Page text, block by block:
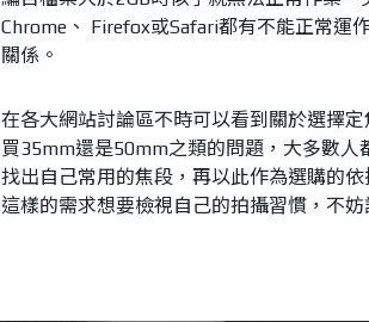
Chrome、 Firefox或Safari都有不能正常運
關係。
在各大網站討論區不時可以看到關於選擇
買35mm還是50mm之類的問題，大多數
找出自己常用的焦段，再以此作為選購的
這樣的需求想要檢視自己的拍攝習慣，不